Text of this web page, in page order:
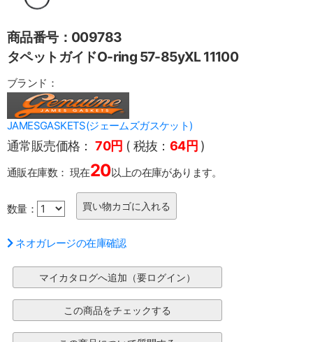
商品番号：009783
タペットガイドO-ring 57-85yXL 11100
ブランド：
JAMESGASKETS(ジェームズガスケット)
通常販売価格： 70円 ( 税抜： 64円 )
通販在庫数： 現在20以上の在庫があります。
数量：
ネオガレージの在庫確認